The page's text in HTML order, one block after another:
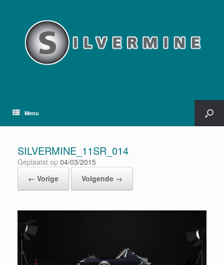
Menu
SILVERMINE_11SR_014
Geplaatst op 04/03/2015
← Vorige
Volgende →